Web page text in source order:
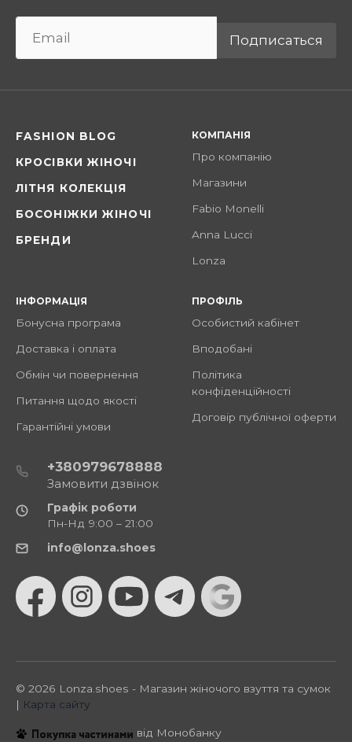
Подписаться
FASHION BLOG
КРОСІВКИ ЖІНОЧІ
ЛІТНЯ КОЛЕКЦІЯ
БОСОНІЖКИ ЖІНОЧІ
БРЕНДИ
КОМПАНІЯ
Про компанію
Магазини
Fabio Monelli
Anna Lucci
Lonza
ІНФОРМАЦІЯ
Бонусна програма
Доставка і оплата
Обмін чи повернення
Питання щодо якості
Гарантійні умови
ПРОФІЛЬ
Особистий кабінет
Вподобані
Політика
конфіденційності
Договір публічної оферти
+380979678888
Замовити дзвінок
Графік роботи
Пн-Нд 9:00 – 21:00
info@lonza.shoes
© 2026 Lonza.shoes - Магазин жіночого взуття та сумок
| Карта сайту
від Монобанку